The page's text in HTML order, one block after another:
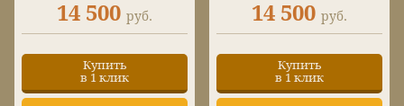
14 500 руб.
Купить
в 1 клик
14 500 руб.
Купить
в 1 клик